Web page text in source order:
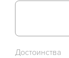
Достоинства